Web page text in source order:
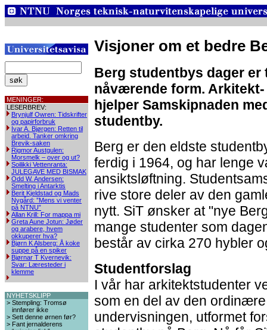
MENINGER:
LESERBREV:
Brynjulf Owren: Tidskrifter
og papirforbruk
Ivar A. Bjørgen: Retten til
arbeid. Tanker omkring
Brevik-saken
Rigmor Austgulen:
Morsmelk – over og ut?
Soilikki Vettenranta:
JULEGAVE MED BISMAK
Odd W. Andersen:
Smelting i Antarktis
Berit Kjeldstad og Mads
Nygård: ”Mens vi venter
på NTNU”
Allan Krill: For mappa mi
Greta Aune Jotun: Jøder
og arabere, hvem
okkuperer hva?
Bjørn K Alsberg: Å koke
suppe på en spiker
Bjørnar T Kvernevik:
Svar: Læresteder i
klemme
NYHETSKLIPP
> Stempling: Tromsø
innfører ikke
> Sett denne ørnen før?
> Fant jernalderens
Visjoner om et bedre
Berg studentbys dager er
nåværende form.
hjelper Samskipnaden
studentby.
Berg er den eldste
ferdig i 1964, og har lenge
ansiktsløftning.
rive store deler av den
nytt. SiT ønsker at "nye
mange studenter som
består av cirka 270 hybler
Studentforslag
I vår har arkitektstudenter
som en del av den ordinære
undervisningen, utformet